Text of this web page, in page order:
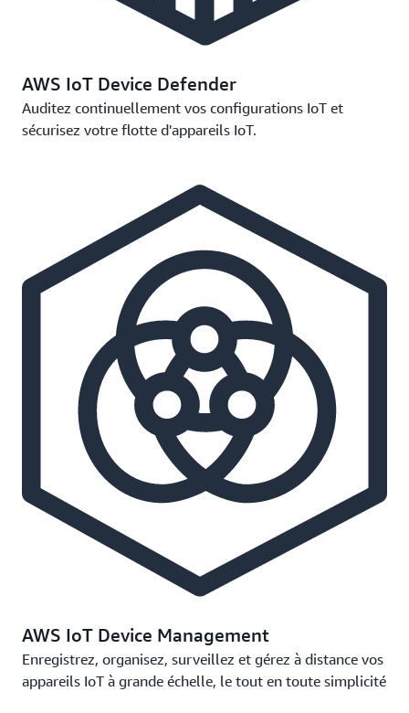
AWS IoT Device Defender
Auditez continuellement vos configurations IoT et
sécurisez votre flotte d'appareils IoT.
AWS IoT Device Management
Enregistrez, organisez, surveillez et gérez à distance vos
appareils IoT à grande échelle, le tout en toute simplicité